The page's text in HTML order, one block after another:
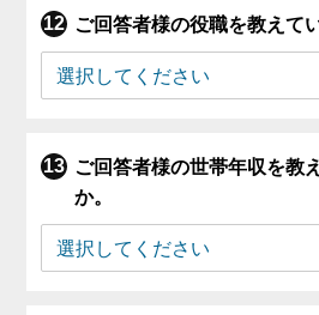
ご回答者様の役職を教えて
ご回答者様の世帯年収を教
か。